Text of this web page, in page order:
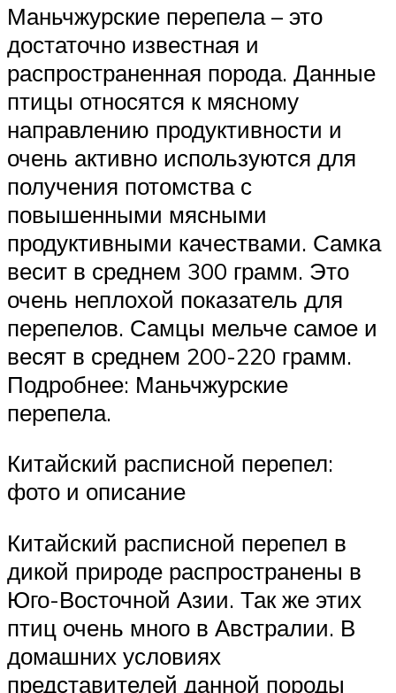
Маньчжурские перепела – это
достаточно известная и
распространенная порода. Данные
птицы относятся к мясному
направлению продуктивности и
очень активно используются для
получения потомства с
повышенными мясными
продуктивными качествами. Самка
весит в среднем 300 грамм. Это
очень неплохой показатель для
перепелов. Самцы мельче самое и
весят в среднем 200-220 грамм.
Подробнее: Маньчжурские
перепела.
Китайский расписной перепел:
фото и описание
Китайский расписной перепел в
дикой природе распространены в
Юго-Восточной Азии. Так же этих
птиц очень много в Австралии. В
домашних условиях
представителей данной породы